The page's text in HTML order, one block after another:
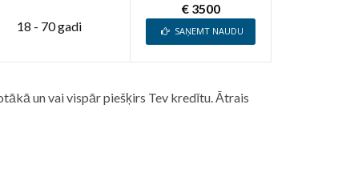
18 - 70 gadi
€ 3500
SAŅEMT NAUDU
un vai vispār piešķirs Tev kredītu. Ātrais